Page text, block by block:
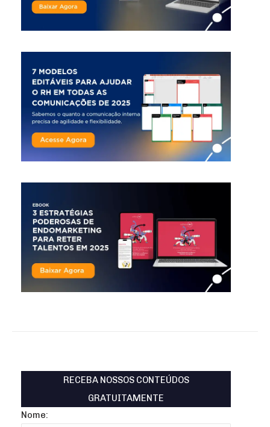
RECEBA NOSSOS CONTEÚDOS
GRATUITAMENTE
Nome: